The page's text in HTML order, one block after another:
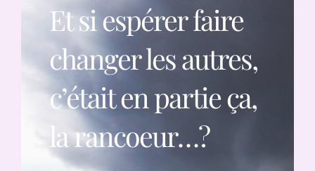
Et si espérer faire
changer les autres,
c’était en partie ça,
la rancoeur…?